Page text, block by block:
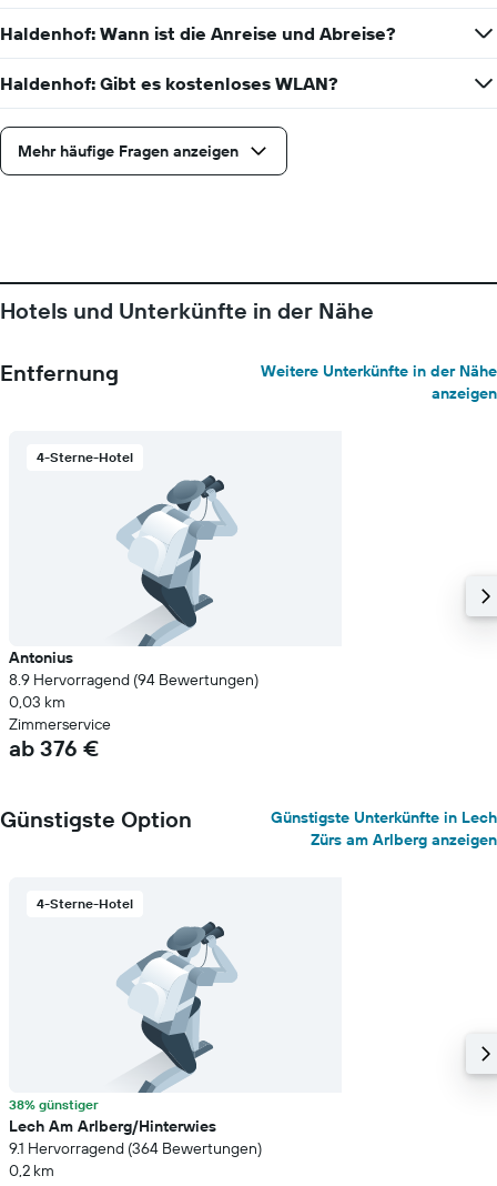
Haldenhof: Wann ist die Anreise und Abreise?
Haldenhof: Gibt es kostenloses WLAN?
Mehr häufige Fragen anzeigen
Hotels und Unterkünfte in der Nähe
Entfernung
Weitere Unterkünfte in der Nähe
anzeigen
4-Sterne-Hotel
Antonius
8.9 Hervorragend (94 Bewertungen)
0,03 km
Zimmerservice
ab 376 €
Günstigste Option
Günstigste Unterkünfte in Lech
Zürs am Arlberg anzeigen
4-Sterne-Hotel
38% günstiger
Lech Am Arlberg/Hinterwies
9.1 Hervorragend (364 Bewertungen)
0,2 km